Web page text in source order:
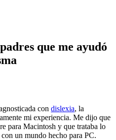
que me ayudó
con dislexia, la
mi experiencia. Me dijo que
para Macintosh y que trataba lo
un mundo hecho para PC.